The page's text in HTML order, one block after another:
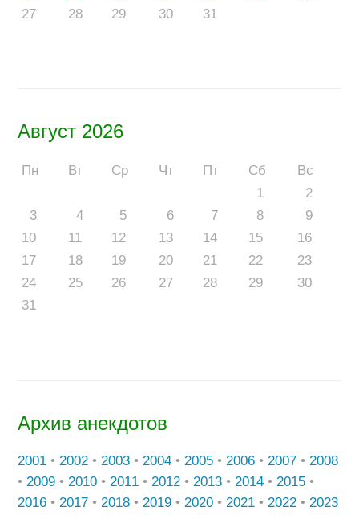
27
28 29 30 31
Август 2026
Пн Вт Ср Чт Пт Сб
Вс
1
2
3
4 5 6 7 8
9
10
11 12 13 14 15
16
17
18 19 20 21 22
23
24
25 26 27 28 29
30
31
Архив анекдотов
2001 • 2002 • 2003 • 2004 • 2005 • 2006 • 2007 • 2008
• 2009 • 2010 • 2011 • 2012 • 2013 • 2014 • 2015 •
2016 • 2017 • 2018 • 2019 • 2020 • 2021 • 2022 • 2023